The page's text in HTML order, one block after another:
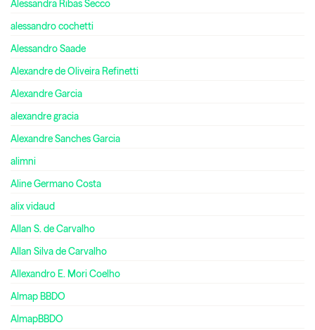
Alessandra Ribas Secco
alessandro cochetti
Alessandro Saade
Alexandre de Oliveira Refinetti
Alexandre Garcia
alexandre gracia
Alexandre Sanches Garcia
alimni
Aline Germano Costa
alix vidaud
Allan S. de Carvalho
Allan Silva de Carvalho
Allexandro E. Mori Coelho
Almap BBDO
AlmapBBDO